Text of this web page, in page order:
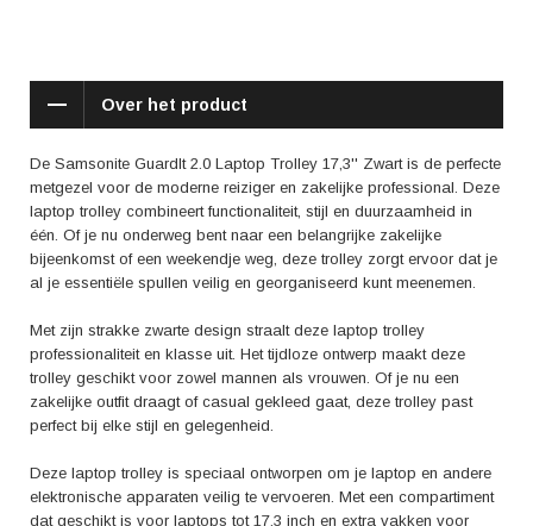
sleutels en notitieblokken. Zo heb je alles wat je nodig hebt altijd binnen
De Samsonite GuardIt 2.0 Laptop Trolley 17,3'' Zwart is niet alleen
praktisch en stijlvol, maar ook zeer gebruiksvriendelijk. Dankzij de
soepele wielen en de telescopische trekstang kun je de trolley
moeiteloos met je meenemen, ook over langere afstanden. De
verstelbare handvatten zorgen voor extra comfort tijdens het rollen van
Volgens de reviews zijn gebruikers vooral enthousiast over de
stevigheid en duurzaamheid van de trolley. De hoge kwaliteit materialen
zorgen ervoor dat deze trolley lang meegaat, zelfs bij intensief gebruik.
Daarnaast wordt de ruime opbergruimte en de handige indeling vaak
wielen en de verstelbare handvatten, die zorgen voor extra comfort
tijdens het reizen.
Over het product
De Samsonite GuardIt 2.0 Laptop Trolley 17,3'' Zwart is de perfecte
metgezel voor de moderne reiziger en zakelijke professional. Deze
laptop trolley combineert functionaliteit, stijl en duurzaamheid in
één. Of je nu onderweg bent naar een belangrijke zakelijke
bijeenkomst of een weekendje weg, deze trolley zorgt ervoor dat je
al je essentiële spullen veilig en georganiseerd kunt meenemen.
Met zijn strakke zwarte design straalt deze laptop trolley
professionaliteit en klasse uit. Het tijdloze ontwerp maakt deze
trolley geschikt voor zowel mannen als vrouwen. Of je nu een
zakelijke outfit draagt ​​of casual gekleed gaat, deze trolley past
perfect bij elke stijl en gelegenheid.
Deze laptop trolley is speciaal ontworpen om je laptop en andere
elektronische apparaten veilig te vervoeren. Met een compartiment
dat geschikt is voor laptops tot 17,3 inch en extra vakken voor